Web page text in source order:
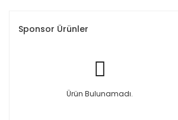
Sponsor Ürünler
Ürün Bulunamadı.